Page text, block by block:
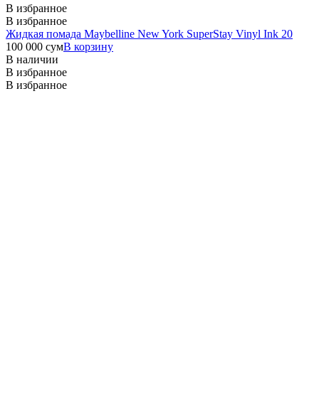
В избранное
В избранное
Жидкая помада Maybelline New York SuperStay Vinyl Ink 20
100 000 сумВ корзину
В наличии
В избранное
В избранное